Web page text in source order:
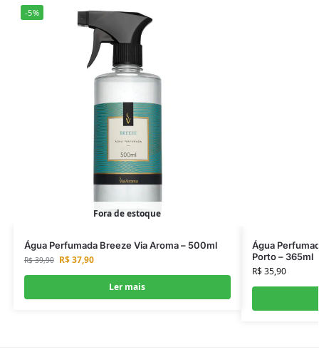
-5%
Fora de estoque
Água Perfumada Breeze Via Aroma – 500ml
R$39,90 R$37,90
Ler mais
Água
Porto – 365ml
R$35,90